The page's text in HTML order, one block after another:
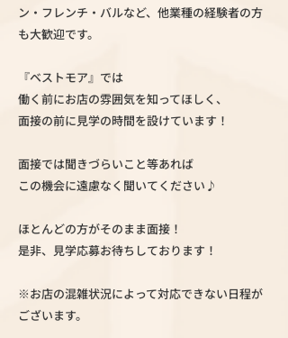
ン・フレンチ・バルなど、他業種の経験者の方
も大歓迎です。
『ベストモア』では
働く前にお店の雰囲気を知ってほしく、
面接の前に見学の時間を設けています！
面接では聞きづらいこと等あれば
この機会に遠慮なく聞いてください♪
ほとんどの方がそのまま面接！
是非、見学応募お待ちしております！
※お店の混雑状況によって対応できない日程が
ございます。